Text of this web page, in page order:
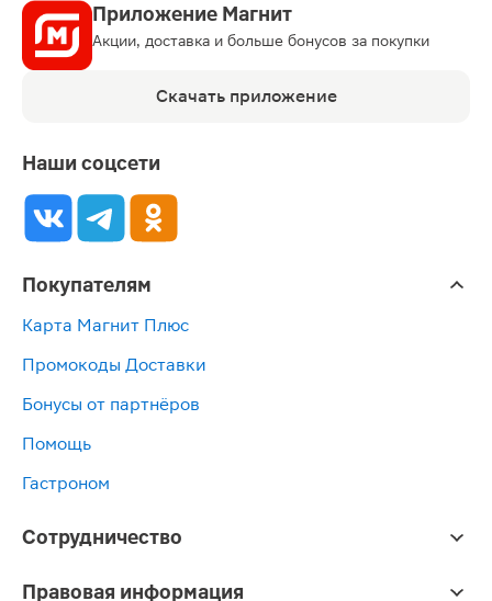
Приложение Магнит
Акции, доставка и больше бонусов за покупки
Скачать приложение
Наши соцсети
Покупателям
Карта Магнит Плюс
Промокоды Доставки
Бонусы от партнёров
Помощь
Гастроном
Сотрудничество
Правовая информация